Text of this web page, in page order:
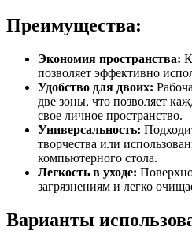
Преимущества:
Экономия пространства:
позволяет эффективно
Удобство для двоих:
две зоны, что позволяет
свое личное пространство.
Универсальность:
творчества или
компьютерного стола.
Легкость в уходе:
загрязнениям и легко
Варианты